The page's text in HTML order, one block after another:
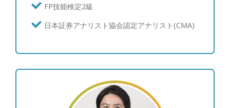
討中の方々にも、期待にお応え出来るサービスを提
供させて頂けることと自負しています。 【資産運
用：ポートフォリオ運用について】 富裕層の皆様
多くいただくため、個別株よりも値動きが安定的な
債券と、インデックス投信やETFの組み合わせを中
心にご提案を行い、継続的な利息とキャピタルゲイ
ンを目指すポートフォリオを構築しています。 結
果としてお客様からは、上下はあるもののご納得い
FP技能検定2級
日本証券アナリスト協会認定アナリスト(CMA)